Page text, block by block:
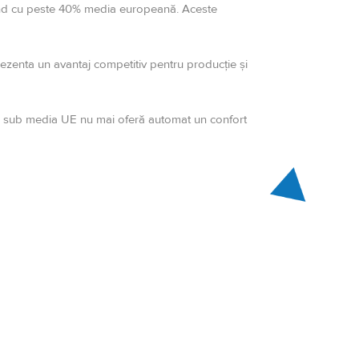
cu peste 40% media europeană. Aceste
un avantaj competitiv pentru producție și
media UE nu mai oferă automat un confort